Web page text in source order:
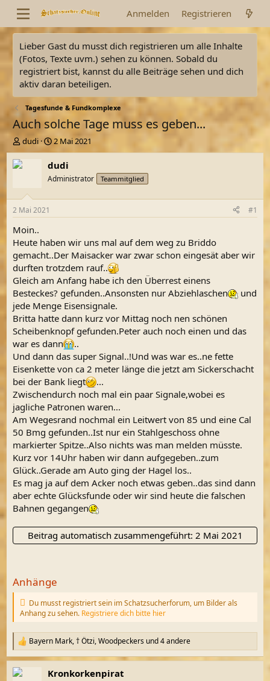
Anmelden Registrieren
Lieber Gast du musst dich registrieren um alle Inhalte
(Fotos, Texte uvm.) sehen zu können. Sobald du
registriert bist, kannst du alle Beiträge sehen und dich
aktiv daran beteiligen.
Tagesfunde & Fundkomplexe
Auch solche Tage muss es geben...
E
r
s
l
e
r
dudi
E
r
s
t
e
t
2 Mai 2021
dudi
Administrator Teammitglied
2 Mai 2021 #1
Moin..
Heute haben wir uns mal auf dem weg zu Briddo
gemacht..Der Maisacker war zwar schon eingesät aber wir
durften trotzdem rauf..
Gleich am Anfang habe ich den Überrest einens
Besteckes? gefunden..Ansonsten nur Abziehlaschen
und
jede Menge Eisensignale.
Britta hatte dann kurz vor Mittag noch nen schönen
Scheibenknopf gefunden.Peter auch noch einen und das
war es dann
..
Und dann das super Signal..!Und was war es..ne fette
Eisenkette von ca 2 meter länge die jetzt am Sickerschacht
bei der Bank liegt
...
Zwischendurch noch mal ein paar Signale,wobei es
jagliche Patronen waren...
Am Wegesrand nochmal ein Leitwert von 85 und eine Cal
50 Bmg gefunden..Ist nur ein Stahlgeschoss ohne
markierter Spitze..Also nichts was man melden müsste.
Kurz vor 14Uhr haben wir dann aufgegeben..zum
Glück..Gerade am Auto ging der Hagel los..
Es mag ja auf dem Acker noch etwas geben..das sind dann
aber echte Glücksfunde oder wir sind heute die falschen
Bahnen gegangen
Beitrag automatisch zusammengeführt: 2 Mai 2021
Anhänge
Du musst registriert sein im Schatzsucherforum, um Bilder als
Anhang zu sehen. Registriere dich bitte hier
R
e
a
k
Bayern Mark,† Ötzi,Woodpeckers und 4 andere
Kronkorkenpirat